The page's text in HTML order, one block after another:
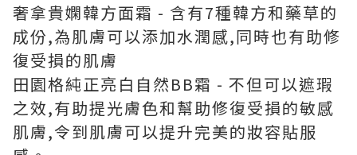
奢拿貴嫻韓方面霜 - 含有7種韓方和藥草的
成份,為肌膚可以添加水潤感,同時也有助修
復受損的肌膚
田園格純正亮白自然BB霜 - 不但可以遮瑕
之效,有助提光膚色和幫助修復受損的敏感
肌膚,令到肌膚可以提升完美的妝容貼服